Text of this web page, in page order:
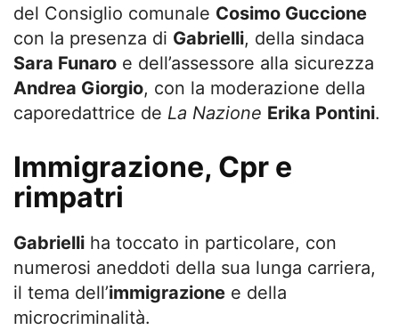
del Consiglio comunale Cosimo Guccione
con la presenza di Gabrielli, della sindaca
Sara Funaro e dell’assessore alla sicurezza
Andrea Giorgio, con la moderazione della
caporedattrice de La Nazione Erika Pontini.
Immigrazione, Cpr e
rimpatri
Gabrielli ha toccato in particolare, con
numerosi aneddoti della sua lunga carriera,
il tema dell’immigrazione e della
microcriminalità.